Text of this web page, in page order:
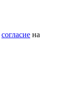
согласие на